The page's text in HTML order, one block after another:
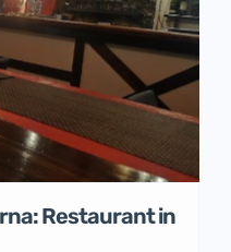
Restaurant in